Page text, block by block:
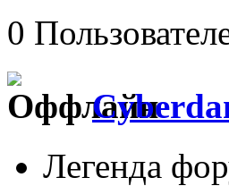
0
Легенда